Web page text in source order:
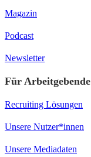
Magazin
Podcast
Newsletter
Für Arbeitgebende
Recruiting Lösungen
Unsere Nutzer*innen
Unsere Mediadaten